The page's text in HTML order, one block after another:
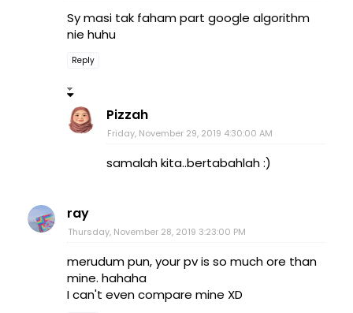
Sy masi tak faham part google algorithm
nie huhu
Reply
Pizzah
Friday, November 29, 2019 4:30:00 AM
samalah kita..bertabahlah :)
ray
Thursday, November 28, 2019 3:23:00 PM
merudum pun, your pv is so much ore than
mine. hahaha
I can't even compare mine XD